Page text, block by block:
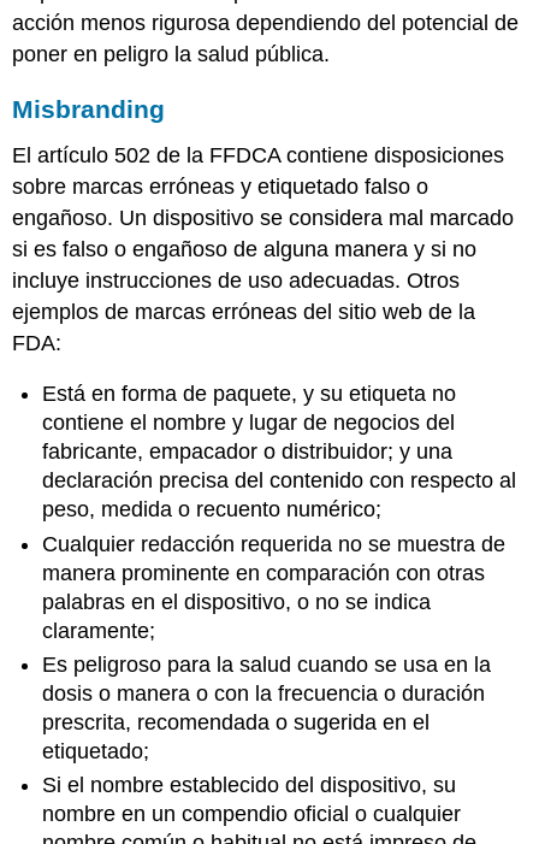
acción menos rigurosa dependiendo del potencial de
poner en peligro la salud pública.
Misbranding
El artículo 502 de la FFDCA contiene disposiciones
sobre marcas erróneas y etiquetado falso o
engañoso. Un dispositivo se considera mal marcado
si es falso o engañoso de alguna manera y si no
incluye instrucciones de uso adecuadas. Otros
ejemplos de marcas erróneas del sitio web de la
FDA:
Está en forma de paquete, y su etiqueta no
contiene el nombre y lugar de negocios del
fabricante, empacador o distribuidor; y una
declaración precisa del contenido con respecto al
peso, medida o recuento numérico;
Cualquier redacción requerida no se muestra de
manera prominente en comparación con otras
palabras en el dispositivo, o no se indica
claramente;
Es peligroso para la salud cuando se usa en la
dosis o manera o con la frecuencia o duración
prescrita, recomendada o sugerida en el
etiquetado;
Si el nombre establecido del dispositivo, su
nombre en un compendio oficial o cualquier